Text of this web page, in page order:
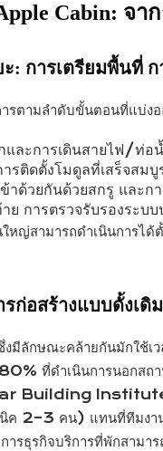
Cabin: จา
: การเตรียมพื้นที่
มลำดับขั้นตอนที่แบ่งออ
และการเดินสายไฟ/ท่อ
รติดตั้งโมดูลที่เสร็จส
าด้วยกันด้วยสกรู และ
ย การตรวจรับรองระ
หญ่สามารถดำเนินการ
รก่อสร้างแบบดั้งเ
มีลักษณะคล้ายกันมักใช้
ที่ดำเนินการนอกสถ
Institute กา
ค 2–3 คน) แทนที่ทีมงา
ารธุรกิจบริการที่พักสาม